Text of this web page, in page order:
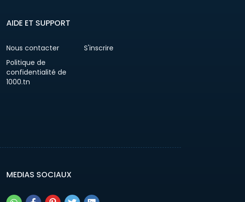
AIDE ET SUPPORT
Nous contacter
S'inscrire
Politique de
confidentialité de
1000.tn
MEDIAS SOCIAUX